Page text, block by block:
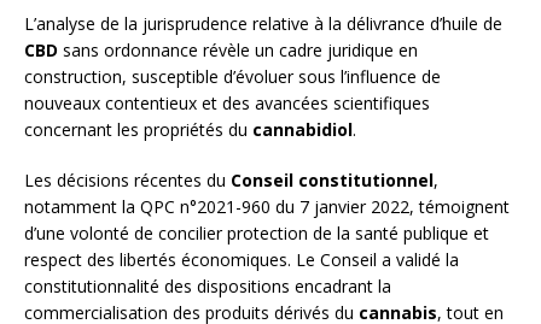
L’analyse de la jurisprudence relative à la délivrance d’huile de
CBD sans ordonnance révèle un cadre juridique en
construction, susceptible d’évoluer sous l’influence de
nouveaux contentieux et des avancées scientifiques
concernant les propriétés du cannabidiol.
Les décisions récentes du Conseil constitutionnel,
notamment la QPC n°2021-960 du 7 janvier 2022, témoignent
d’une volonté de concilier protection de la santé publique et
respect des libertés économiques. Le Conseil a validé la
constitutionnalité des dispositions encadrant la
commercialisation des produits dérivés du cannabis, tout en